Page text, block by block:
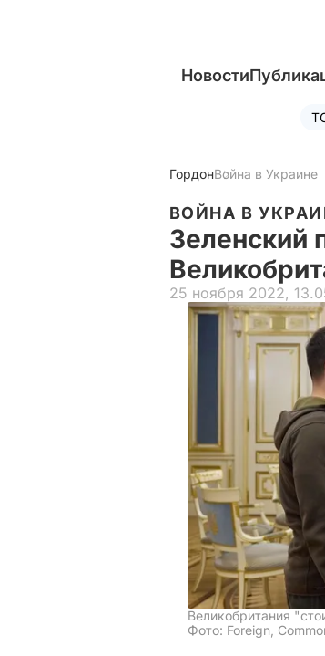
Новости
ГордонВойна в Украине
ВОЙНА В
Зеленский
25 ноября 2022,
Великобритания
Фото: Foreign,